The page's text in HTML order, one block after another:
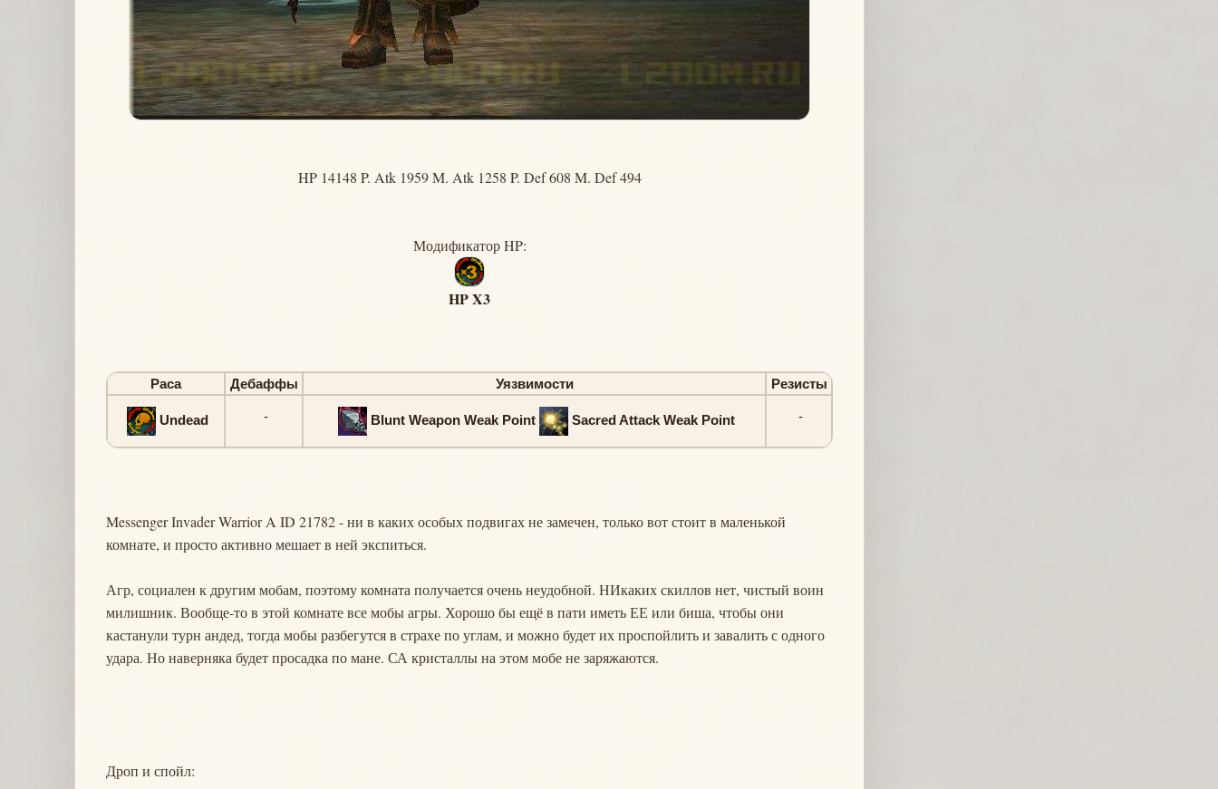
HP 14148 P. Atk 1959 M. Atk 1258 P. Def 608 M. Def 494
Модификатор HP:
HP X3
Раса Дебаффы Уязвимости Резисты
Undead - Blunt Weapon Weak Point Sacred Attack Weak Point -
Messenger Invader Warrior A ID 21782 - ни в каких особых подвигах не замечен, только вот стоит в маленькой
комнате, и просто активно мешает в ней экспиться.
Агр, социален к другим мобам, поэтому комната получается очень неудобной. НИкаких скиллов нет, чистый воин
милишник. Вообще-то в этой комнате все мобы агры. Хорошо бы ещё в пати иметь ЕЕ или биша, чтобы они
кастанули турн андед, тогда мобы разбегутся в страхе по углам, и можно будет их проспойлить и завалить с одного
удара. Но наверняка будет просадка по мане. СА кристаллы на этом мобе не заряжаются.
Дроп и спойл: